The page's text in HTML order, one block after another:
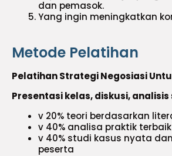
dan pemasok.
Yang ingin meningkatkan
Metode Pelatihan
Pelatihan Strategi Negosiasi
Presentasi kelas, diskusi,
v 20% teori berdasarkan
v 40% analisa praktik
v 40% studi kasus nyata
peserta